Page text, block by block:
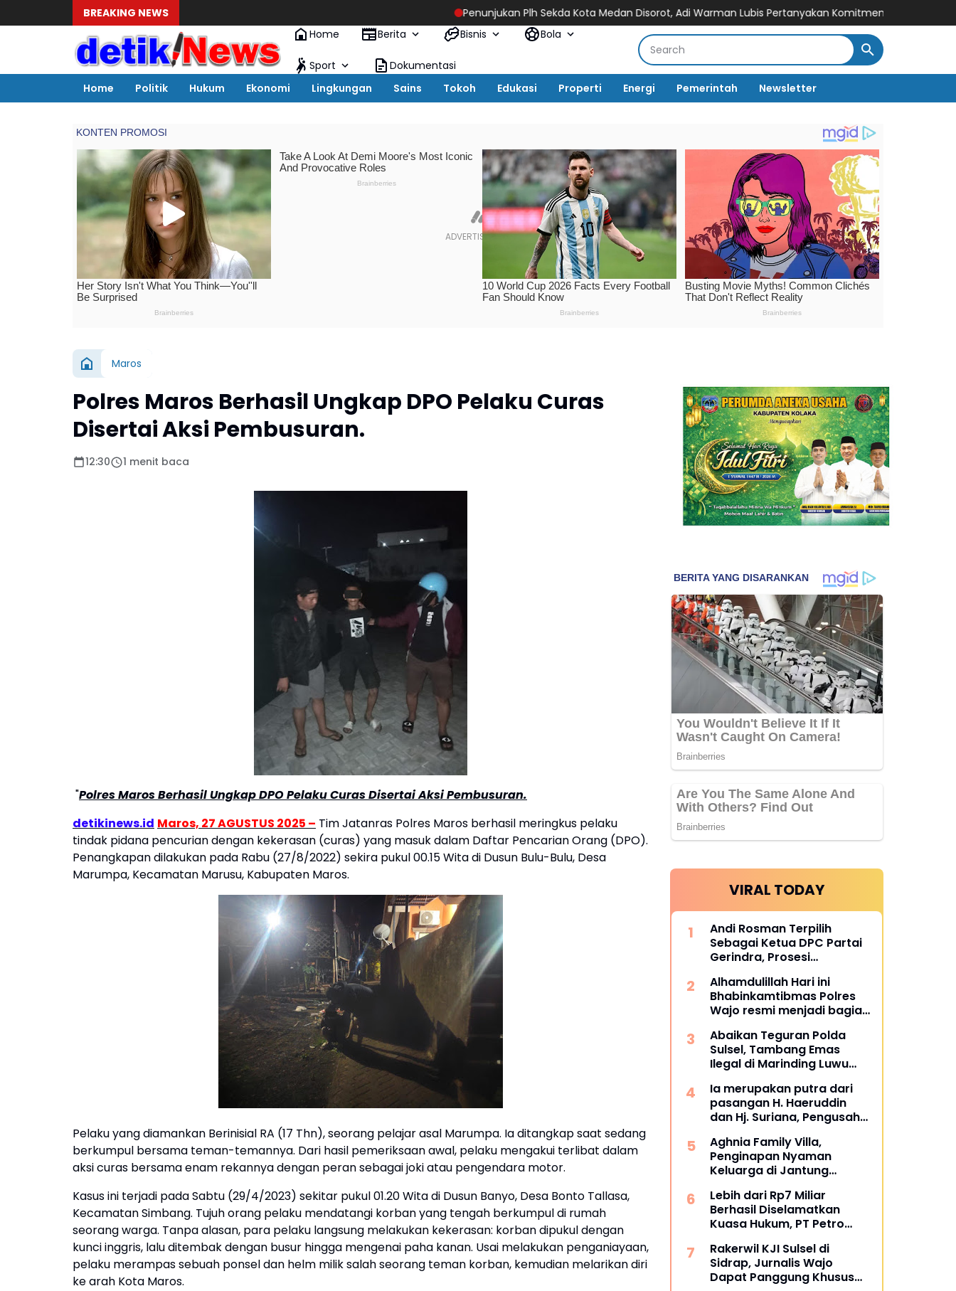
BREAKING NEWS Penunjukan Plh Sekda Kota Medan Disorot, Adi Warman Lubis Pertanyakan Komitmen terhadap Sistem Merit
Home
Berita Bisnis Bola
Sport
Dokumentasi
Home
Politik Hukum Ekonomi Lingkungan Sains Tokoh Edukasi Properti Energi Pemerintah Newsletter
Maros
Polres Maros Berhasil Ungkap DPO Pelaku Curas
Disertai Aksi Pembusuran.
12:30 1 menit baca
"Polres Maros Berhasil Ungkap DPO Pelaku Curas Disertai Aksi Pembusuran.
detikinews.id Maros, 27 AGUSTUS 2025 – Tim Jatanras Polres Maros berhasil meringkus pelaku
tindak pidana pencurian dengan kekerasan (curas) yang masuk dalam Daftar Pencarian Orang (DPO).
Penangkapan dilakukan pada Rabu (27/8/2022) sekira pukul 00.15 Wita di Dusun Bulu-Bulu, Desa
Marumpa, Kecamatan Marusu, Kabupaten Maros.
Pelaku yang diamankan Berinisial RA (17 Thn), seorang pelajar asal Marumpa. Ia ditangkap saat sedang
berkumpul bersama teman-temannya. Dari hasil pemeriksaan awal, pelaku mengakui terlibat dalam
aksi curas bersama enam rekannya dengan peran sebagai joki atau pengendara motor.
Kasus ini terjadi pada Sabtu (29/4/2023) sekitar pukul 01.20 Wita di Dusun Banyo, Desa Bonto Tallasa,
Kecamatan Simbang. Tujuh orang pelaku mendatangi korban yang tengah berkumpul di rumah
seorang warga. Tanpa alasan, para pelaku langsung melakukan kekerasan: korban dipukul dengan
kunci inggris, lalu ditembak dengan busur hingga mengenai paha kanan. Usai melakukan penganiayaan,
pelaku merampas sebuah ponsel dan helm milik salah seorang teman korban, kemudian melarikan diri
ke arah Kota Maros.
VIRAL TODAY
Andi Rosman Terpilih
Sebagai Ketua DPC Partai
Gerindra, Prosesi
Langsung Sufmi Dasco
Ahmad.
Alhamdulillah Hari ini
Bhabinkamtibmas Polres
Wajo resmi menjadi bagian
Lingkungan)
Abaikan Teguran Polda
Sulsel, Tambang Emas
Ilegal di Marinding Luwu
Hari Tiga Pelaku Terkesan
Kebah Hukum
Ia merupakan putra dari
pasangan H. Haeruddin
dan Hj. Suriana, Pengusaha
Resmi Dilantik Ketua BPC
HIPMI Makassar
Aghnia Family Villa,
Penginapan Nyaman
Keluarga di Jantung
Bulukumba
Lebih dari Rp7 Miliar
Berhasil Diselamatkan
Kuasa Hukum, PT Petro
atas Dugaan Wanprestasi
Pembayaran Success Fee
Rakerwil KJI Sulsel di
Sidrap, Jurnalis Wajo
Dapat Panggung Khusus